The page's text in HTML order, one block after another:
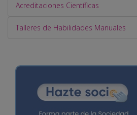
Acreditaciones Científicas
Talleres de Habilidades Manuales